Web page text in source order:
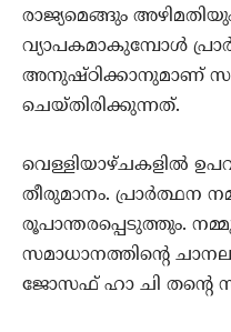
രാജ്യമെങ്ങും
വ്യാപകമാകുമ്പോള്‍
അനുഷ്ഠിക്കാനുമാണ്
ചെയ്തിരിക്കുന്നത്.
വെള്ളിയാഴ്ചകളില്‍
തീരുമാനം. പ്രാര്‍ത്ഥന
രൂപാന്തരപ്പെടുത്തും.
സമാധാനത്തിന്റെ
ജോസഫ് ഹാ ചി തന്റെ